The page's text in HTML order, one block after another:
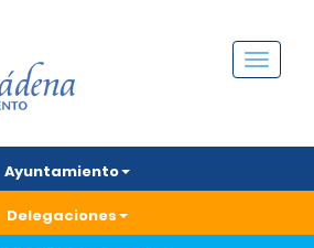
Menú
Ayuntamiento
Delegaciones